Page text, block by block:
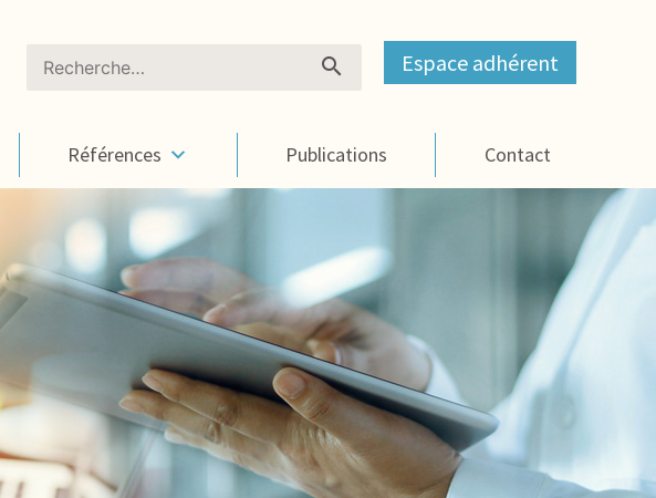
Rechercher : Espace adhérent
Références Publications Contact